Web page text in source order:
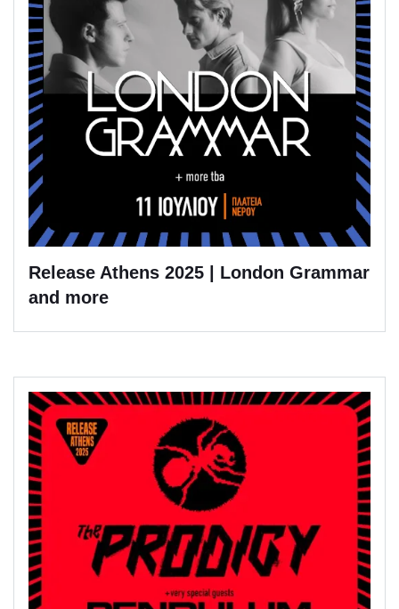
Release Athens 2025 | London Grammar
and more